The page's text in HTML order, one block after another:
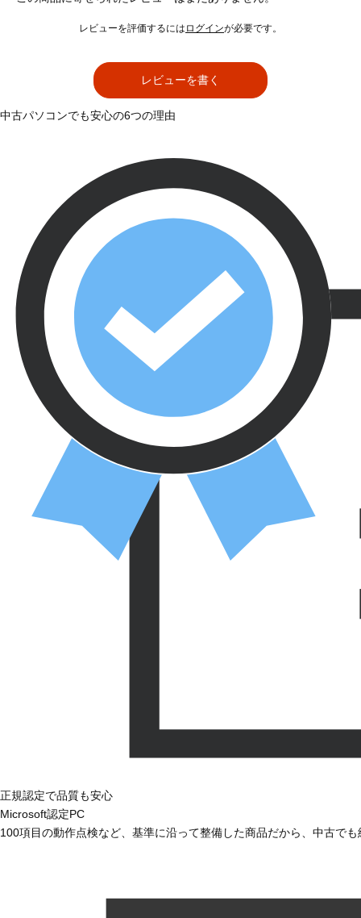
レビューを評価するには ログインが必要です。
レビューを書く
中古パソコンでも安心の6つの理由
正規認定で品質も安心
Microsoft認定PC
100項目の動作点検など、基準に沿って整備した商品だから、中古で